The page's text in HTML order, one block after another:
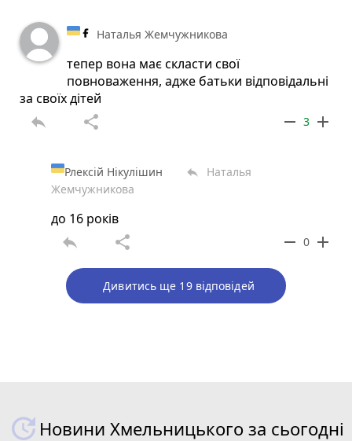
Наталья Жемчужникова
тепер вона має скласти свої
повноваження, адже батьки відповідальні
за своїх дітей
reply share remove 3 add
Рлексій Нікулішин reply
Наталья
Жемчужникова
до 16 років
reply share remove 0 add
Дивитись ще 19 відповідей
Новини Хмельницького за сьогодні